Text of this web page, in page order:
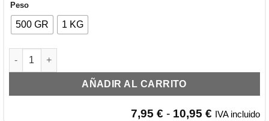
Peso
500 GR 1 KG
DM PREMIUM GRASA PARA EL CUERO cantidad
AÑADIR AL CARRITO
7,95 € - 10,95 € Rango
IVA incluido